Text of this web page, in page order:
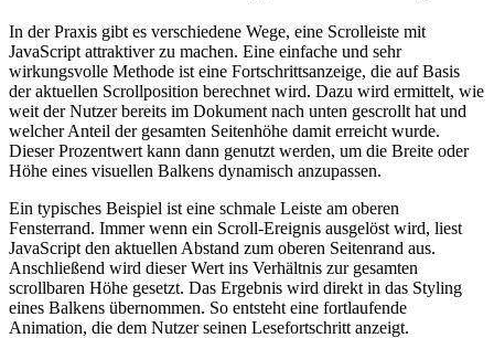
In der Praxis gibt es verschiedene Wege, eine Scrolleiste mit
JavaScript attraktiver zu machen. Eine einfache und sehr
wirkungsvolle Methode ist eine Fortschrittsanzeige, die auf Basis
der aktuellen Scrollposition berechnet wird. Dazu wird ermittelt, wie
weit der Nutzer bereits im Dokument nach unten gescrollt hat und
welcher Anteil der gesamten Seitenhöhe damit erreicht wurde.
Dieser Prozentwert kann dann genutzt werden, um die Breite oder
Höhe eines visuellen Balkens dynamisch anzupassen.
Ein typisches Beispiel ist eine schmale Leiste am oberen
Fensterrand. Immer wenn ein Scroll-Ereignis ausgelöst wird, liest
JavaScript den aktuellen Abstand zum oberen Seitenrand aus.
Anschließend wird dieser Wert ins Verhältnis zur gesamten
scrollbaren Höhe gesetzt. Das Ergebnis wird direkt in das Styling
eines Balkens übernommen. So entsteht eine fortlaufende
Animation, die dem Nutzer seinen Lesefortschritt anzeigt.